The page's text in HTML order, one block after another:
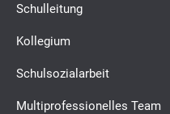
Schulleitung
Kollegium
Schulsozialarbeit
Multiprofessionelles Team